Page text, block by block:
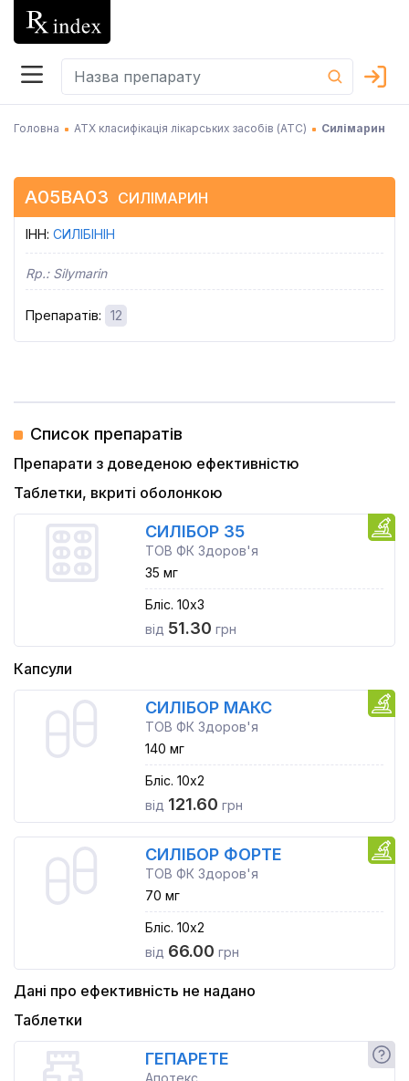
Головна АТХ класифікація лікарських засобів (АТC) Силімарин
A05BA03 СИЛІМАРИН
ІНН: СИЛІБІНІН
Rp.: Silymarin
Препаратів: 12
Список препаратів
Препарати з доведеною ефективністю
Таблетки, вкриті оболонкою
СИЛІБОР 35
ТОВ ФК Здоров'я
35 мг
Бліс. 10x3
від 51.30 грн
Капсули
СИЛІБОР МАКС
ТОВ ФК Здоров'я
140 мг
Бліс. 10x2
від 121.60 грн
СИЛІБОР ФОРТЕ
ТОВ ФК Здоров'я
70 мг
Бліс. 10x2
від 66.00 грн
Дані про ефективність не надано
Таблетки
ГЕПАРЕТЕ
Апотекс